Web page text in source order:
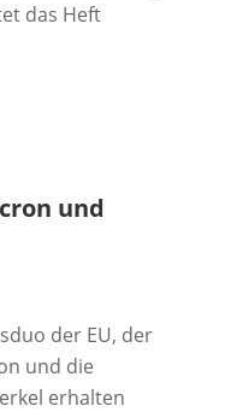
das Heft
und
der EU, der
und die
erhalten